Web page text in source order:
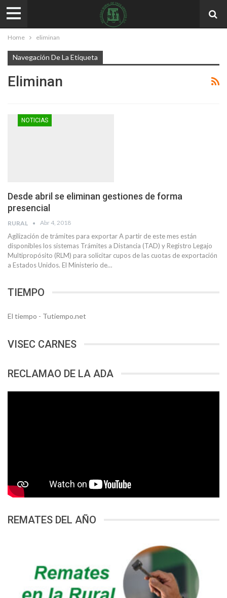
Home eliminan
Navegación De La Etiqueta
Eliminan
NOTICIAS
Desde abril se eliminan gestiones de forma
presencial
RURAL Abr 4, 2018
Agilización de trámites para exportar A partir de este mes están
disponibles los sistemas Trámites a Distancia (TAD) y Registro Legajo
Multipropósito (RLM) para solicitar cupos de las cuotas de exportación
a Estados Unidos. El Ministerio de…
TIEMPO
El tiempo - Tutiempo.net
VISEC CARNES
RECLAMAO DE LA ADA
REMATES DEL AÑO